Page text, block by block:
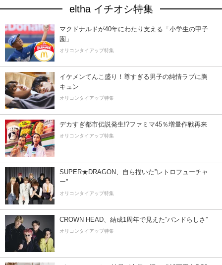
eltha イチオシ特集
マクドナルドが40年にわたり支える「小学生の甲子
園」
オリコンタイアップ特集
イケメンてんこ盛り！尊すぎる男子の純情ラブに胸
キュン
オリコンタイアップ特集
デカすぎ都市伝説発生!?ファミマ45％増量作戦再来
オリコンタイアップ特集
SUPER★DRAGON、自ら描いた”レトロフューチャ
ー”
オリコンタイアップ特集
CROWN HEAD、結成1周年で見えた”バンドらしさ”
オリコンタイアップ特集